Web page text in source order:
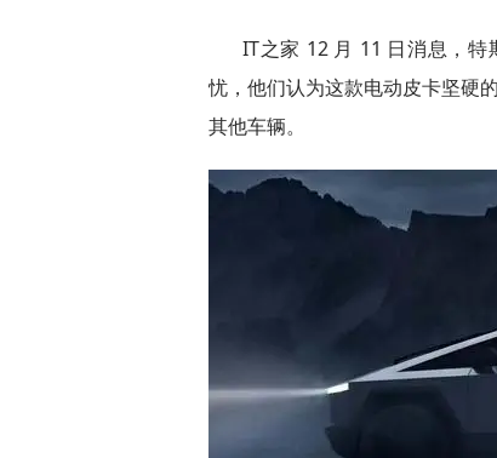
IT之家 12 月 11 日消息，
忧，他们认为这款电动皮卡坚硬
其他车辆。